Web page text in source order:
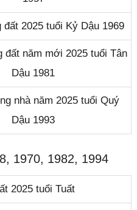
đất 2025 tuổi Kỷ Dậu 1969
đất năm mới 2025 tuổi Tân
Dậu 1981
nhà năm 2025 tuổi Quý
Dậu 1993
1970, 1982, 1994
2025 tuổi Tuất